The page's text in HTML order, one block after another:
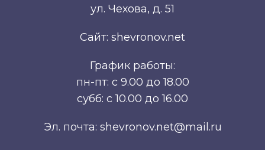
ул. Чехова, д. 51
Сайт: shevronov.net
График работы:
пн-пт: с 9.00 до 18.00
субб: с 10.00 до 16.00
Эл. почта: shevronov.net@mail.ru